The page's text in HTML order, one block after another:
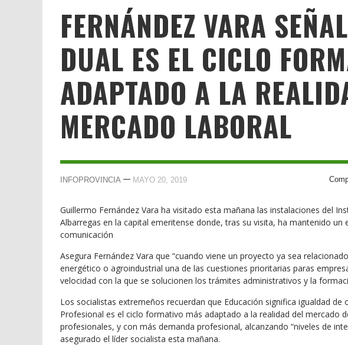
FERNÁNDEZ VARA
DUAL ES EL CICLO
ADAPTADO A LA
MERCADO LABORAL
INFOPROVINCIA — MAYO 20, 2019
Guillermo Fernández Vara ha visitado esta mañana las instalaciones del
Albarregas en la capital emeritense donde, tras su visita, ha mantenido un
comunicación
Asegura Fernández Vara que “cuando viene un proyecto ya sea
energético o agroindustrial una de las cuestiones prioritarias paras
velocidad con la que se solucionen los trámites administrativos y la
Los socialistas extremeños recuerdan que Educación significa igualdad de
Profesional es el ciclo formativo más adaptado a la realidad del mercado
profesionales, y con más demanda profesional, alcanzando “niveles de
asegurado el líder socialista esta mañana.